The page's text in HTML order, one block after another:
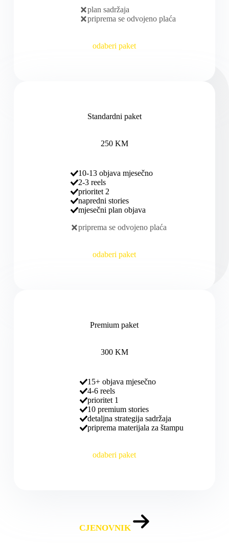
plan sadržaja
priprema se odvojeno plaća
odaberi paket
Standardni paket
250 KM
10-13 objava mjesečno
2-3 reels
prioritet 2
napredni stories
mjesečni plan objava
priprema se odvojeno plaća
odaberi paket
Premium paket
300 KM
15+ objava mjesečno
4-6 reels
prioritet 1
10 premium stories
detaljna strategija sadržaja
priprema materijala za štampu
odaberi paket
CJENOVNIK